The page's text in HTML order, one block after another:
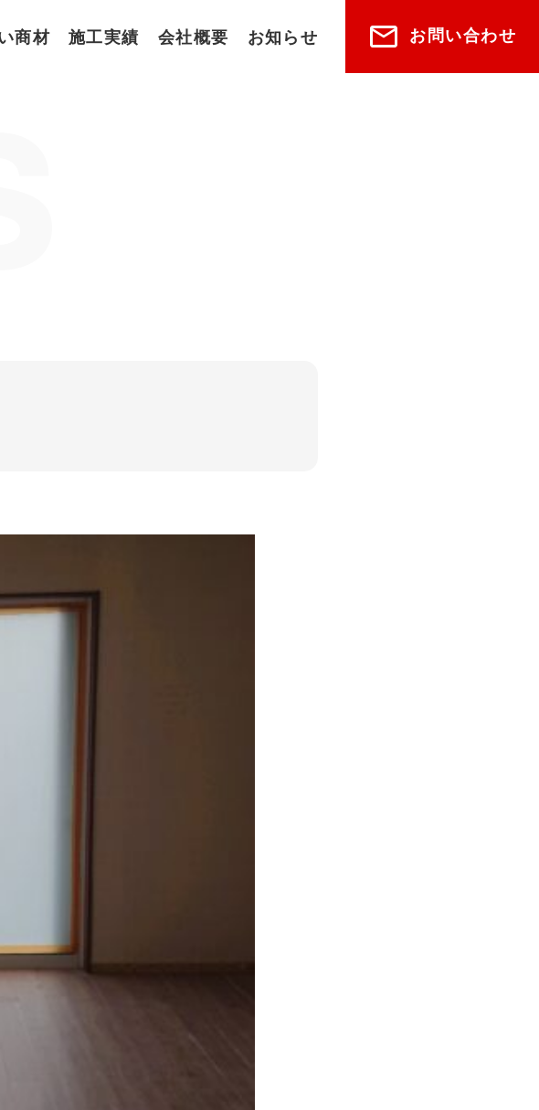
商材 施工実績 会社概要 お知らせ お問い合わせ